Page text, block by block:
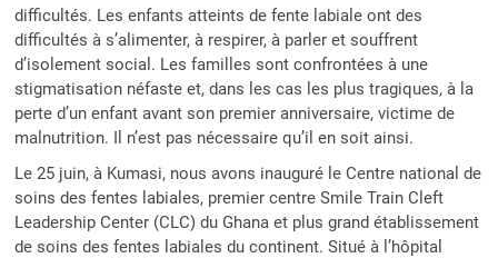
difficultés. Les enfants atteints de fente labiale ont des
difficultés à s’alimenter, à respirer, à parler et souffrent
d’isolement social. Les familles sont confrontées à une
stigmatisation néfaste et, dans les cas les plus tragiques, à la
perte d’un enfant avant son premier anniversaire, victime de
malnutrition. Il n’est pas nécessaire qu’il en soit ainsi.
Le 25 juin, à Kumasi, nous avons inauguré le Centre national de
soins des fentes labiales, premier centre Smile Train Cleft
Leadership Center (CLC) du Ghana et plus grand établissement
de soins des fentes labiales du continent. Situé à l’hôpital